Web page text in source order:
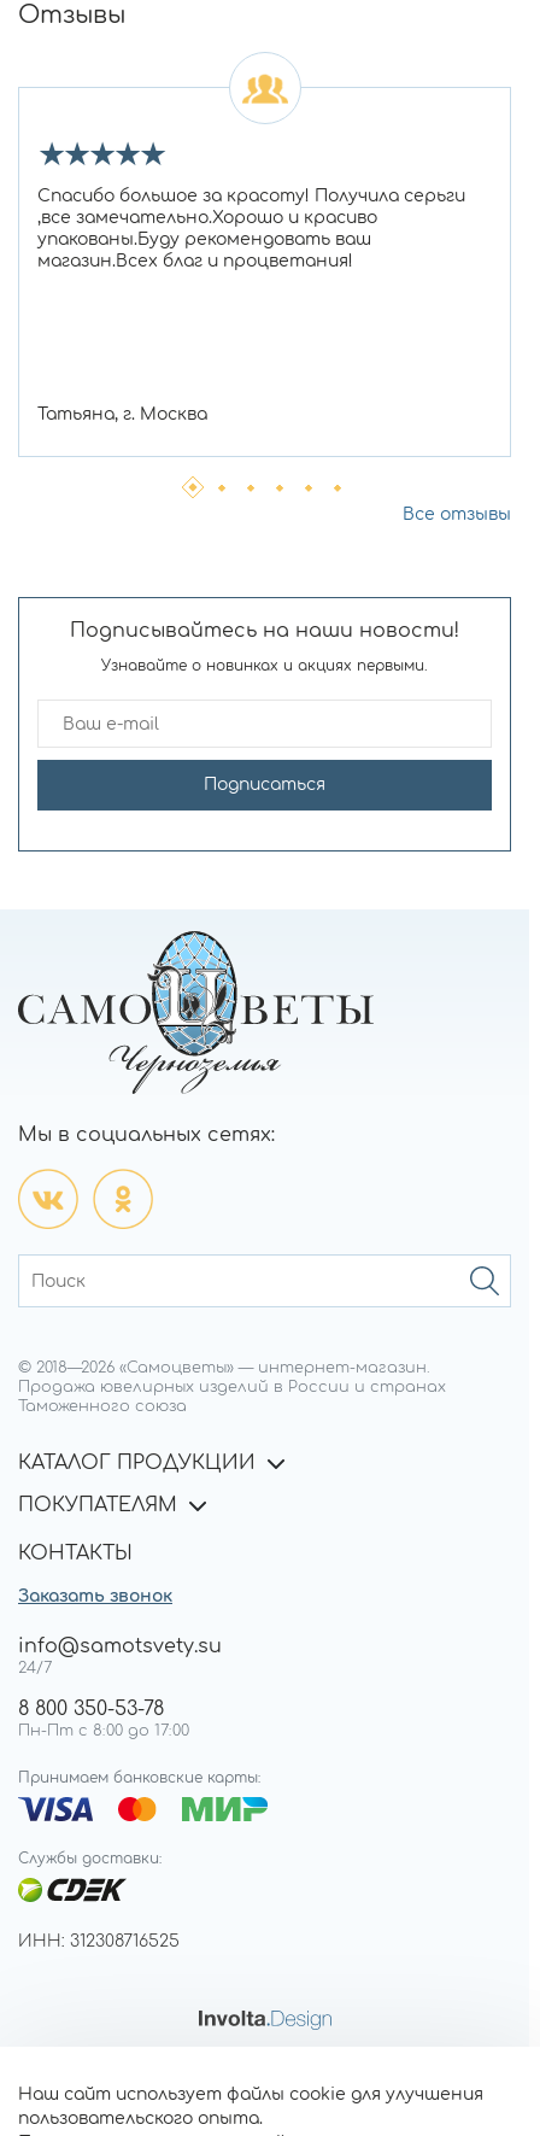
Отзывы
★★★★★
Спасибо большое за красоту! Получила серьги
,все замечательно.Хорошо и красиво
упакованы.Буду рекомендовать ваш
магазин.Всех благ и процветания!
Татьяна, г. Москва
Все отзывы
Подписывайтесь на наши новости!
Узнавайте о новинках и акциях первыми.
Подписаться
Мы в социальных сетях:
© 2018—2026 «Самоцветы» — интернет-магазин.
Продажа ювелирных изделий в России и странах
Таможенного союза
КАТАЛОГ ПРОДУКЦИИ
ПОКУПАТЕЛЯМ
КОНТАКТЫ
Заказать звонок
info@samotsvety.su
24/7
8 800 350-53-78
Пн-Пт с 8:00 до 17:00
Принимаем банковские карты:
Службы доставки:
ИНН: 312308716525
Наш сайт использует файлы cookie для улучшения
пользовательского опыта.